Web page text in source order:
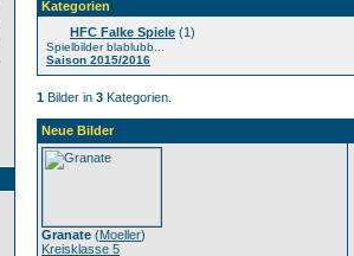
Kategorien
HFC Falke Spiele (1)
Spielbilder blablubb...
Saison 2015/2016
1 Bilder in 3 Kategorien.
Neue Bilder
Granate (Moeller)
Kreisklasse 5